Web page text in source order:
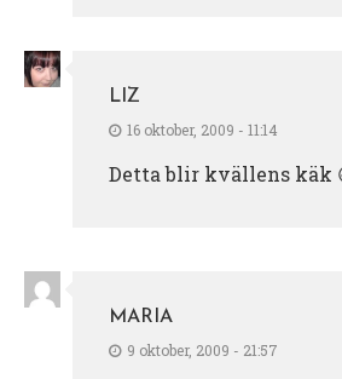
LIZ
16 oktober, 2009 - 11:14
Detta blir kvällens käk
MARIA
9 oktober, 2009 - 21:57